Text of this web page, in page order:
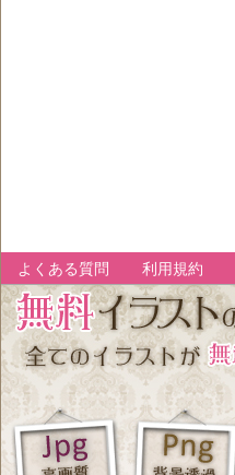
よくある質問 利用規約